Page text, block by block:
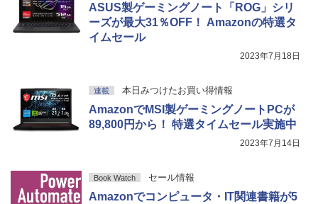
ASUS製ゲーミングノート「ROG」シリ
ーズが最大31％OFF！ Amazonの特選タ
イムセール
2023年7月18日
連載 本日みつけたお買い得情報
AmazonでMSI製ゲーミングノートPCが
89,800円から！ 特選タイムセール実施中
2023年7月14日
Book Watch セール情報
Amazonでコンピュータ・IT関連書籍が5